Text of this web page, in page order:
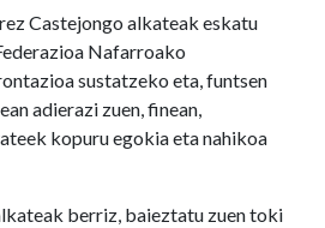
Castejongo alkateak eskatu
Nafarroako
sustatzeko eta, funtsen
adierazi zuen, finean,
kopuru egokia eta nahikoa
berriz, baieztatu zuen toki